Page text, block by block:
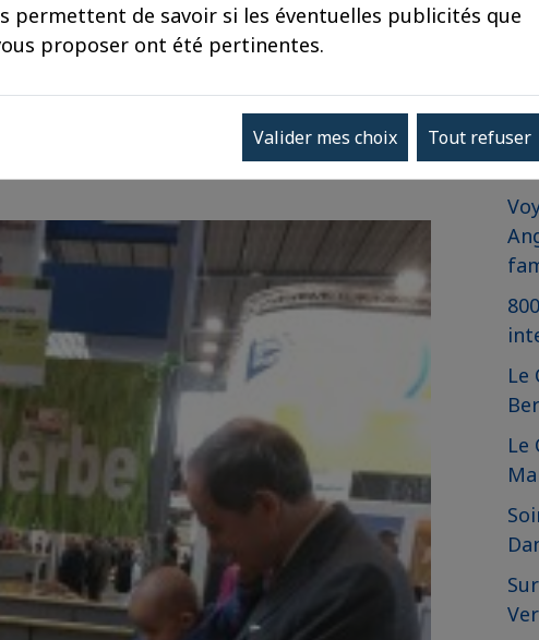
?
électorale peu amène et plus que
vrai et ce qui ne l’est pas, rien de mieux
de l’agriculture pour un vrai retour à la
Le
Le
permettent de savoir si les éventuelles publicités que
proposer ont été pertinentes.
Valider mes choix Tout refuser